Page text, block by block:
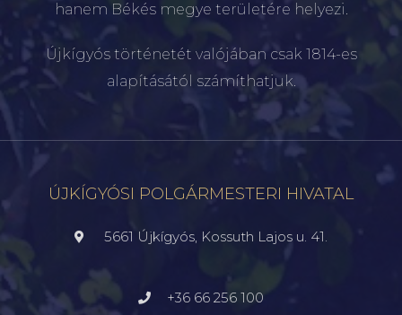
hanem Békés megye területére helyezi.
Újkígyós történetét valójában csak 1814-es
alapításától számíthatjuk.
ÚJKÍGYÓSI POLGÁRMESTERI HIVATAL
5661 Újkígyós, Kossuth Lajos u. 41.
+36 66 256 100